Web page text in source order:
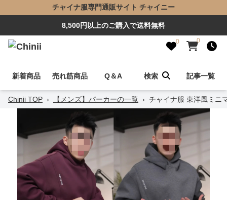
チャイナ服専門通販サイト チャイニー
8,500円以上のご購入で送料無料
0 0
新着商品 売れ筋商品 Q＆A 検索 記事一覧
Chinii TOP › 【メンズ】パーカーの一覧 › チャイナ服 東洋風ミニ